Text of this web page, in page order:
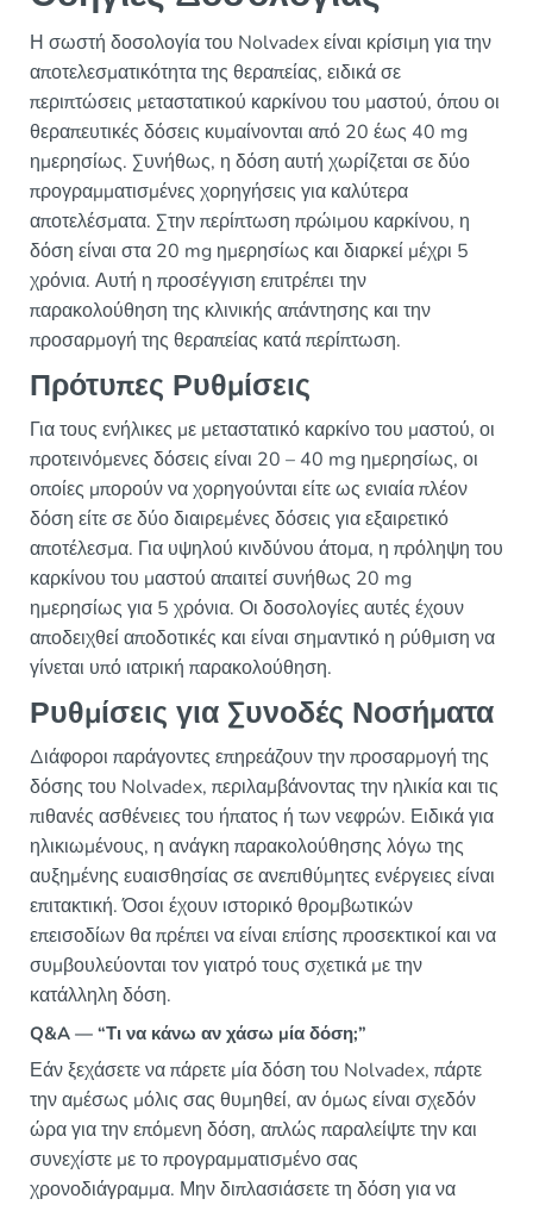
Η σωστή δοσολογία του Nolvadex είναι κρίσιμη για την
αποτελεσματικότητα της θεραπείας, ειδικά σε
περιπτώσεις μεταστατικού καρκίνου του μαστού, όπου οι
θεραπευτικές δόσεις κυμαίνονται από 20 έως 40 mg
ημερησίως. Συνήθως, η δόση αυτή χωρίζεται σε δύο
προγραμματισμένες χορηγήσεις για καλύτερα
αποτελέσματα. Στην περίπτωση πρώιμου καρκίνου, η
δόση είναι στα 20 mg ημερησίως και διαρκεί μέχρι 5
χρόνια. Αυτή η προσέγγιση επιτρέπει την
παρακολούθηση της κλινικής απάντησης και την
προσαρμογή της θεραπείας κατά περίπτωση.
Πρότυπες Ρυθμίσεις
Για τους ενήλικες με μεταστατικό καρκίνο του μαστού, οι
προτεινόμενες δόσεις είναι 20 – 40 mg ημερησίως, οι
οποίες μπορούν να χορηγούνται είτε ως ενιαία πλέον
δόση είτε σε δύο διαιρεμένες δόσεις για εξαιρετικό
αποτέλεσμα. Για υψηλού κινδύνου άτομα, η πρόληψη του
καρκίνου του μαστού απαιτεί συνήθως 20 mg
ημερησίως για 5 χρόνια. Οι δοσολογίες αυτές έχουν
αποδειχθεί αποδοτικές και είναι σημαντικό η ρύθμιση να
γίνεται υπό ιατρική παρακολούθηση.
Ρυθμίσεις για Συνοδές Νοσήματα
Διάφοροι παράγοντες επηρεάζουν την προσαρμογή της
δόσης του Nolvadex, περιλαμβάνοντας την ηλικία και τις
πιθανές ασθένειες του ήπατος ή των νεφρών. Ειδικά για
ηλικιωμένους, η ανάγκη παρακολούθησης λόγω της
αυξημένης ευαισθησίας σε ανεπιθύμητες ενέργειες είναι
επιτακτική. Όσοι έχουν ιστορικό θρομβωτικών
επεισοδίων θα πρέπει να είναι επίσης προσεκτικοί και να
συμβουλεύονται τον γιατρό τους σχετικά με την
κατάλληλη δόση.
Q&A — “Τι να κάνω αν χάσω μία δόση;”
Εάν ξεχάσετε να πάρετε μία δόση του Nolvadex, πάρτε
την αμέσως μόλις σας θυμηθεί, αν όμως είναι σχεδόν
ώρα για την επόμενη δόση, απλώς παραλείψτε την και
συνεχίστε με το προγραμματισμένο σας
χρονοδιάγραμμα. Μην διπλασιάσετε τη δόση για να